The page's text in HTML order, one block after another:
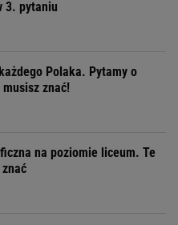
3. pytaniu
Polaka. Pytamy o
znać!
na poziomie liceum. Te